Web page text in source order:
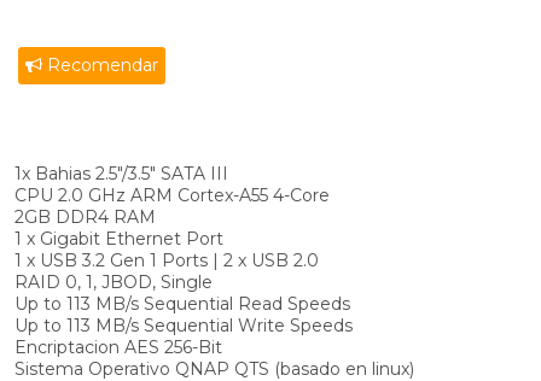
Recomendar
1x Bahias 2.5"/3.5" SATA III
CPU 2.0 GHz ARM Cortex-A55 4-Core
2GB DDR4 RAM
1 x Gigabit Ethernet Port
1 x USB 3.2 Gen 1 Ports | 2 x USB 2.0
RAID 0, 1, JBOD, Single
Up to 113 MB/s Sequential Read Speeds
Up to 113 MB/s Sequential Write Speeds
Encriptacion AES 256-Bit
Sistema Operativo QNAP QTS (basado en linux)